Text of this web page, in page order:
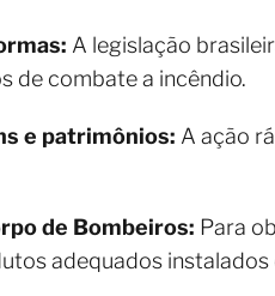
A legislação
de combate a incêndio.
e patrimônios: A ação
de Bombeiros: Para
adequados instalados